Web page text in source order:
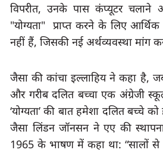
विपरीत, उनके पास कंप्यूटर चलाने
"योग्यता" प्राप्त करने के लिए
नहीं हैं, जिसकी नई अर्थव्यवस्था मांग
जैसा की कांचा इल्लाहिय ने कहा है,
और गरीब दलित बच्चा एक अंग्रेजी
‘योग्यता’ की बात हमेशा दलित बच्चे
1965 के भाषण में कहा था: “सालों